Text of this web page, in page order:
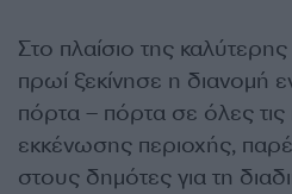
Στο πλαίσιο της
πρωί ξεκίνησε η διανομή
πόρτα – πόρτα σε όλες τις
εκκένωσης περιοχής,
στους δημότες για τη